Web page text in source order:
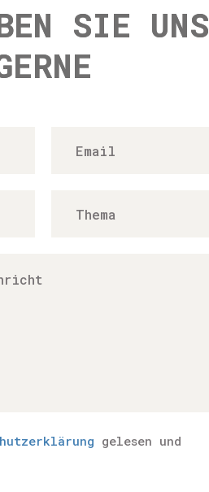
SIE UNS
gelesen und